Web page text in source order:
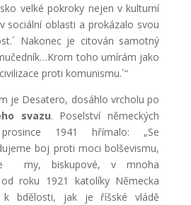
velké pokroky nejen v kulturní
sociální oblasti a prokázalo svou
Nakonec je citován samotný
toho umírám jako
proti komunismu.´“
je Desatero, dosáhlo vrcholu po
svazu. Poselství německých
1941 hřímalo: „Se
boj proti moci bolševismu,
my, biskupové, v mnoha
roku 1921 katolíky Německa
k bdělosti, jak je říšské vládě